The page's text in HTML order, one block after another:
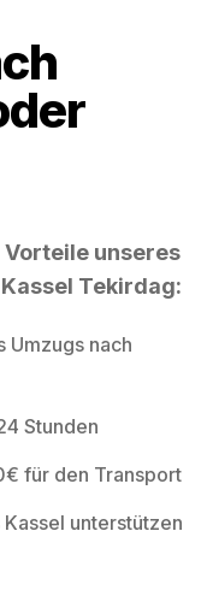
Vorteile unseres
Tekirdag:
Umzugs nach
Stunden
für den Transport
unterstützen